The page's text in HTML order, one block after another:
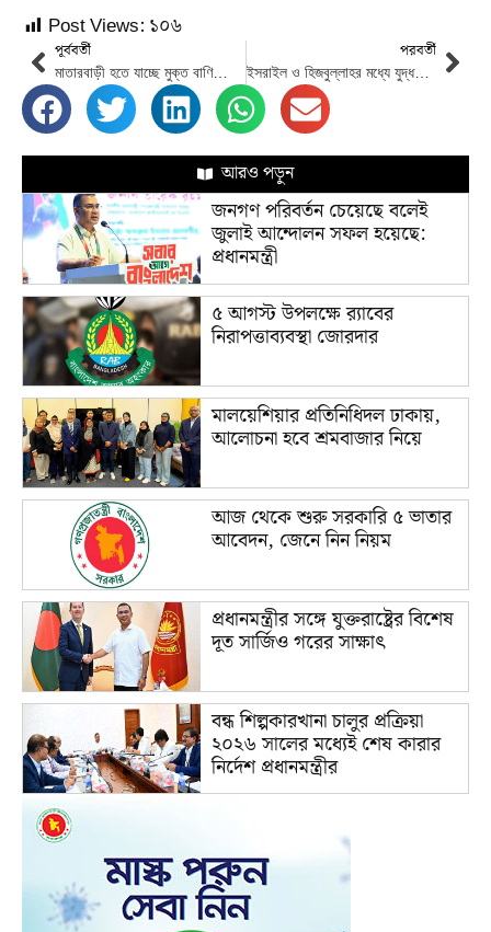
Post Views: ১০৬
পূর্ববর্তী
মাতারবাড়ী হতে যাচ্ছে মুক্ত বাণিজ্যিক অঞ্চল
পরবর্তী
ইসরাইল ও হিজবুল্লাহর মধ্যে যুদ্ধবিরতি
আরও পড়ুন
জনগণ পরিবর্তন চেয়েছে বলেই
জুলাই আন্দোলন সফল হয়েছে:
প্রধানমন্ত্রী
৫ আগস্ট উপলক্ষে র‌্যাবের
নিরাপত্তাব্যবস্থা জোরদার
মালয়েশিয়ার প্রতিনিধিদল ঢাকায়,
আলোচনা হবে শ্রমবাজার নিয়ে
আজ থেকে শুরু সরকারি ৫ ভাতার
আবেদন, জেনে নিন নিয়ম
প্রধানমন্ত্রীর সঙ্গে যুক্তরাষ্ট্রের বিশেষ
দূত সার্জিও গরের সাক্ষাৎ
বন্ধ শিল্পকারখানা চালুর প্রক্রিয়া
২০২৬ সালের মধ্যেই শেষ কারার
নির্দেশ প্রধানমন্ত্রীর